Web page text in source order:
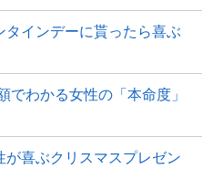
タインデーに貰ったら喜ぶ
わかる女性の「本命度」
喜ぶクリスマスプレゼン